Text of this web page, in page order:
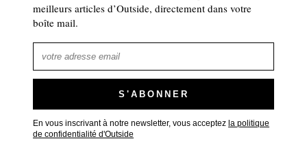
meilleurs articles d’Outside, directement dans votre
boîte mail.
En vous inscrivant à notre newsletter, vous acceptez la politique
de confidentialité d'Outside